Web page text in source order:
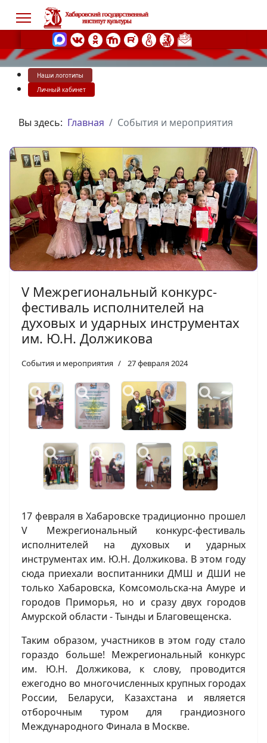
Наши логотипы
Личный кабинет
Вы здесь: Главная События и мероприятия
V Межрегиональный конкурс-
фестиваль исполнителей на
духовых и ударных инструментах
им. Ю.Н. Должикова
События и мероприятия 27 февраля 2024
17 февраля в Хабаровске традиционно прошел
V Межрегиональный конкурс-фестиваль
исполнителей на духовых и ударных
инструментах им. Ю.Н. Должикова. В этом году
сюда приехали воспитанники ДМШ и ДШИ не
только Хабаровска, Комсомольска-на Амуре и
городов Приморья, но и сразу двух городов
Амурской области - Тынды и Благовещенска.
Таким образом, участников в этом году стало
гораздо больше! Межрегиональный конкурс
им. Ю.Н. Должикова, к слову, проводится
ежегодно во многочисленных крупных городах
России, Беларуси, Казахстана и является
отборочным туром для грандиозного
Международного Финала в Москве.